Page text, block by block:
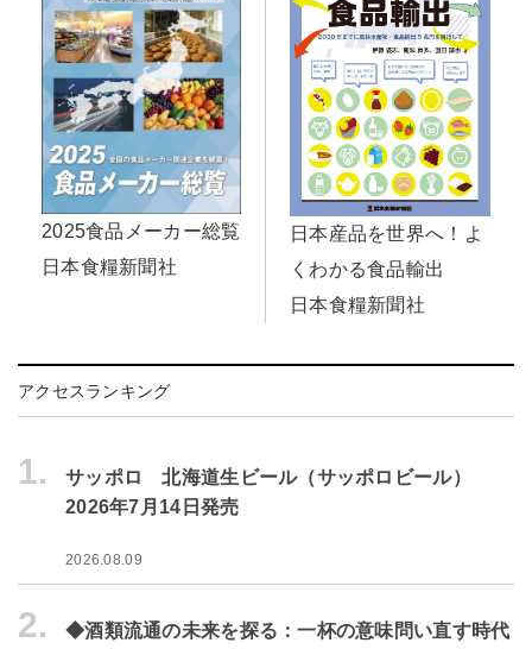
2025食品メーカー総覧
日本食糧新聞社
日本産品を世界へ！よ
くわかる食品輸出
日本食糧新聞社
アクセスランキング
1.
サッポロ 北海道生ビール（サッポロビール）
2026年7月14日発売
2026.08.09
2.
◆酒類流通の未来を探る：一杯の意味問い直す時代